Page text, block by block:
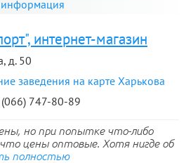
интернет-магазин
д. 50
заведения на карте Харькова
747-80-89
но при попытке что-либо
цены оптовые. Хотя нигде об
полностью